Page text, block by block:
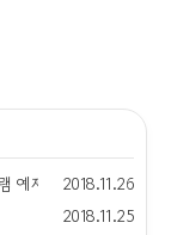
예제 (4)
2018.11.26
2018.11.25